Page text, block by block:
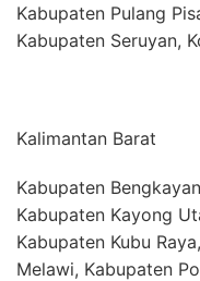
Kabupaten Pulang
Kabupaten Seruyan,
Kalimantan Barat
Kabupaten
Kabupaten Kayong
Kabupaten Kubu
Melawi, Kabupaten